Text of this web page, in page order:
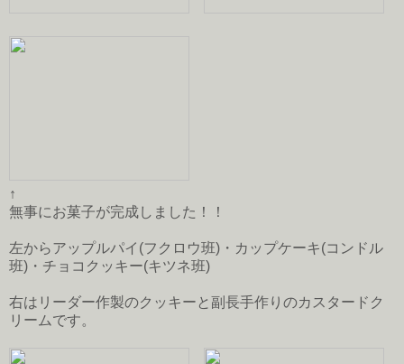
↑
無事にお菓子が完成しました！！
左からアップルパイ(フクロウ班)・カップケーキ(コンドル
班)・チョコクッキー(キツネ班)
右はリーダー作製のクッキーと副長手作りのカスタードク
リームです。